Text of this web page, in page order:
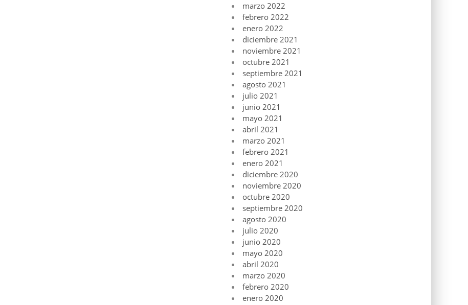
marzo 2022
febrero 2022
enero 2022
diciembre 2021
noviembre 2021
octubre 2021
septiembre 2021
agosto 2021
julio 2021
junio 2021
mayo 2021
abril 2021
marzo 2021
febrero 2021
enero 2021
diciembre 2020
noviembre 2020
octubre 2020
septiembre 2020
agosto 2020
julio 2020
junio 2020
mayo 2020
abril 2020
marzo 2020
febrero 2020
enero 2020